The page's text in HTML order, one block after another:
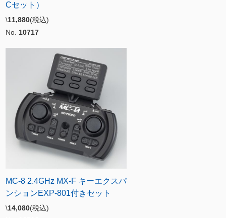
Cセット）
\11,880(税込)
No. 10717
MC-8 2.4GHz MX-F キーエクスパ
ンションEXP-801付きセット
\14,080(税込)